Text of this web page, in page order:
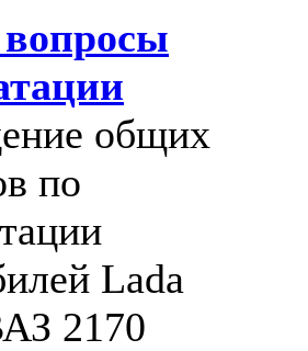
общих
по
Lada
2170